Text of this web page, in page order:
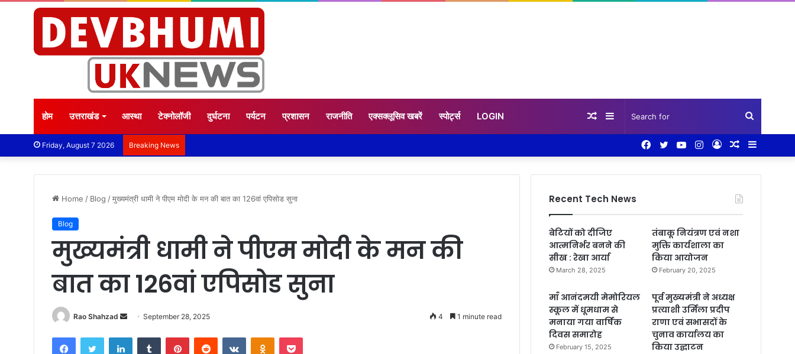
होम उत्तराखंड आस्था टेक्नोलॉजी दुर्घटना पर्यटन प्रशासन राजनीति एक्सक्लूसिव खबरें स्पोर्ट्स LOGIN Search
for
Sidebar
Random
Friday, August 7 2026 Breaking News Sidebar
Random
Log
Instagram
YouTube
Twitter
Facebook
Home / Blog /मुख्यमंत्री धामी ने पीएम मोदी के मन की बात का 126वां एपिसोड सुना
Blog
मुख्यमंत्री धामी ने पीएम मोदी के मन की
बात का 126वां एपिसोड सुना
Rao Shahzad
SendSeptember 28, 2025 4 1 minute read
FacebookTwitter LinkedInTumblr PinterestReddit VKontakteOdnoklassniki
Pocket
Recent Tech News
बेटियों को दीजिए
आत्मनिर्भर बनने की
सीख : रेखा आर्या
March 28, 2025
तंबाकू नियंत्रण एवं नशा
मुक्ति कार्यशाला का
किया आयोजन
February 20, 2025
माँ आनंदमयी मेमोरियल
स्कूल में धूमधाम से
मनाया गया वार्षिक
दिवस समारोह
February 15, 2025
पूर्व मुख्यमंत्री ने अध्यक्ष
प्रत्याशी उर्मिला प्रदीप
राणा एवं सभासदों के
चुनाव कार्यालय का
किया उद्घाटन